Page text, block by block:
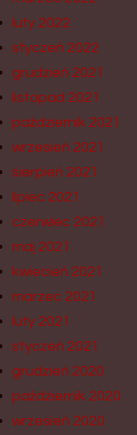
luty 2022
styczeń 2022
grudzień 2021
listopad 2021
październik 2021
wrzesień 2021
sierpień 2021
lipiec 2021
czerwiec 2021
maj 2021
kwiecień 2021
marzec 2021
luty 2021
styczeń 2021
grudzień 2020
październik 2020
wrzesień 2020